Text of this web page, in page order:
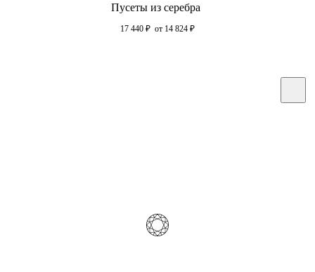
Пусеты из серебра
17 440 ₽ от 14 824 ₽